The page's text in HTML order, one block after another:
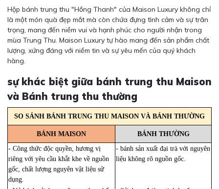
Hộp bánh trung thu "Hồng Thanh" của Maison Luxury không chỉ
là một món quà đẹp mắt mà còn chứa đựng tình cảm và sự trân
trọng, mang đến niềm vui và hạnh phúc cho người nhận trong
mùa Trung Thu. Maison Luxury tự hào mang đến sản phẩm chất
lượng, xứng đáng với niềm tin và sự yêu mến của quý khách
hàng.
sự khác biệt giữa bánh trung thu Maison
và Bánh trung thu thường
SO SÁNH BÁNH TRUNG THU MAISON VÀ BÁNH THƯỜNG
BÁNH MAISON
BÁNH THƯỜNG
- Công thức độc quyền, hương vị
riêng với yêu cầu khắt khe về nguồn
gốc, chất lượng nguyên vật liệu sử
dụng.
- bánh sản xuất đại trà với nguyên
liệu không rõ nguồn gốc.